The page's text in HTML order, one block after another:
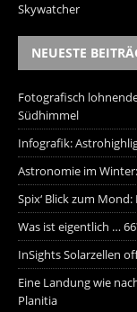
Skywatcher
NEUESTE
Fotografisch
Südhimmel
Infografik:
Astronomie im
Spix‘ Blick zum
Was ist eigentlich …
InSights Solarzellen
Eine Landung wie
Planitia